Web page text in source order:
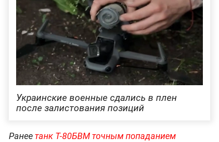
Украинские военные сдались в плен
после залистования позиций
Ранее танк Т-80БВМ точным попаданием